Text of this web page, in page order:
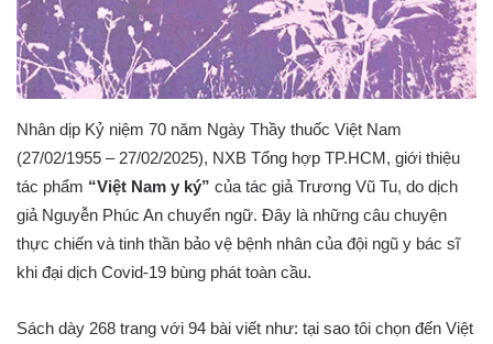
Nhân dịp Kỷ niệm 70 năm Ngày Thầy thuốc Việt Nam
(27/02/1955 – 27/02/2025), NXB Tổng hợp TP.HCM, giới thiệu
tác phẩm “Việt Nam y ký” của tác giả Trương Vũ Tu, do dịch
giả Nguyễn Phúc An chuyển ngữ. Đây là những câu chuyện
thực chiến và tinh thần bảo vệ bệnh nhân của đội ngũ y bác sĩ
khi đại dịch Covid-19 bùng phát toàn cầu.
Sách dày 268 trang với 94 bài viết như: tại sao tôi chọn đến Việt